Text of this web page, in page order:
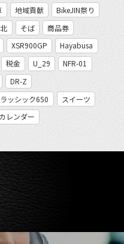
地域貢献
BikeJIN祭り
そば
商品券
XSR900GP
Hayabusa
税金 U_29
NFR-01
DR-Z
ッシック650
スイーツ
カレンダー